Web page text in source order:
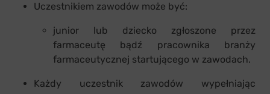
Uczestnikiem zawodów może być:
junior lub dziecko zgłoszone przez
farmaceutę bądź pracownika branży
farmaceutycznej startującego w zawodach.
Każdy uczestnik zawodów wypełniając